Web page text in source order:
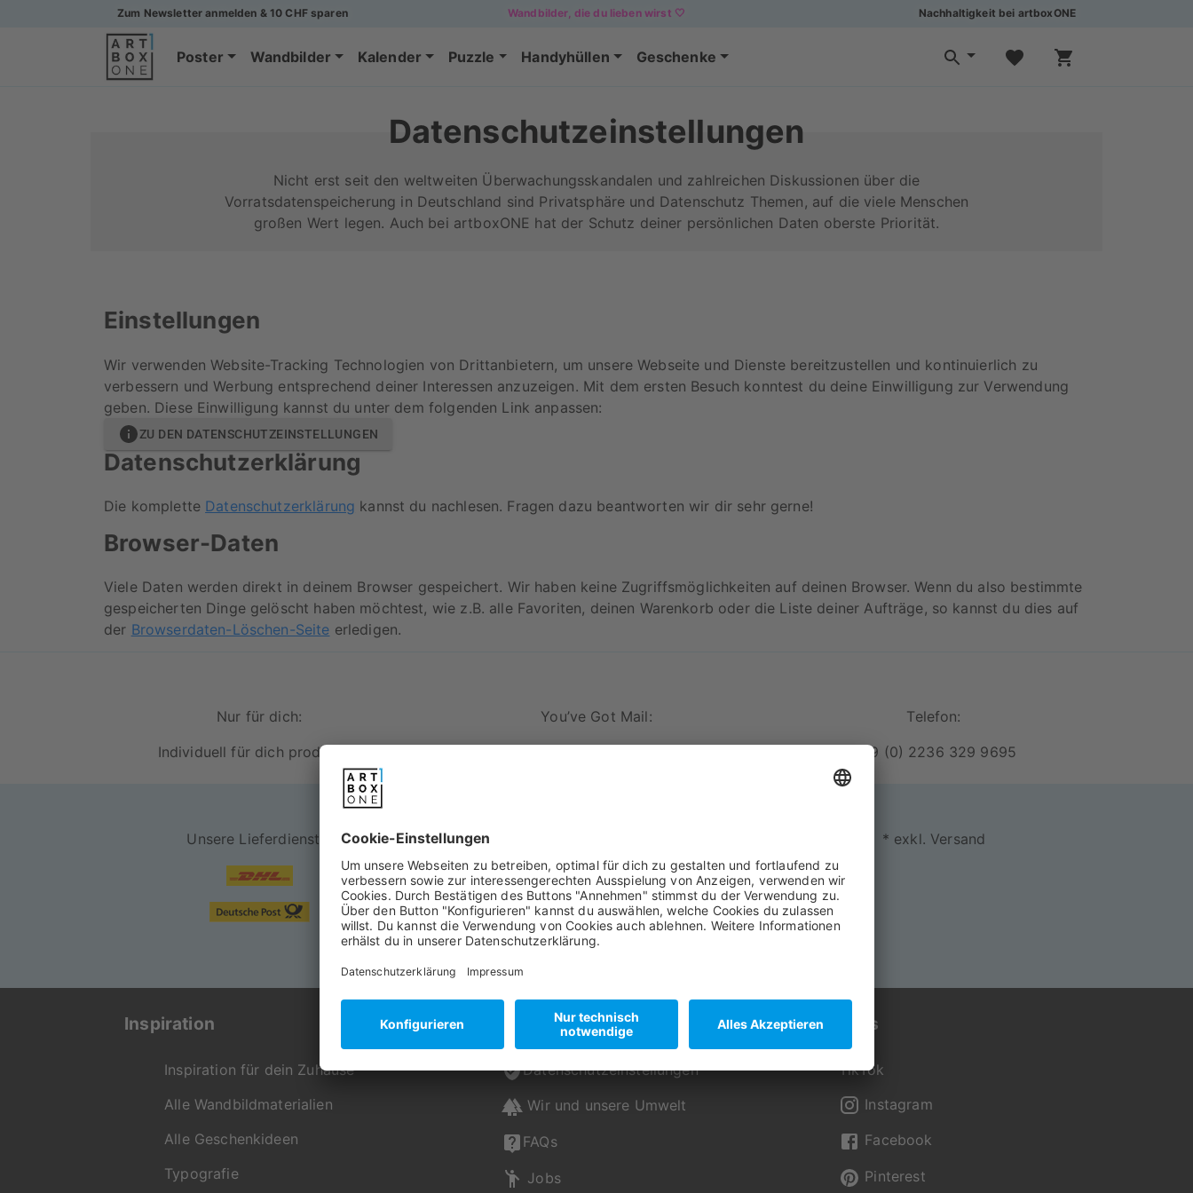
Zum Newsletter anmelden & 10 CHF sparen Wandbilder, die du lieben wirst 🤍 Nachhaltigkeit bei artboxONE
Poster Wandbilder Kalender Puzzle Handyhüllen Geschenke
Datenschutzeinstellungen
Nicht erst seit den weltweiten Überwachungsskandalen und zahlreichen Diskussionen über die
Vorratsdatenspeicherung in Deutschland sind Privatsphäre und Datenschutz Themen, auf die viele Menschen
großen Wert legen. Auch bei artboxONE hat der Schutz deiner persönlichen Daten oberste Priorität.
Einstellungen
Wir verwenden Website-Tracking Technologien von Drittanbietern, um unsere Webseite und Dienste bereitzustellen und kontinuierlich zu
verbessern und Werbung entsprechend deiner Interessen anzuzeigen. Mit dem ersten Besuch konntest du deine Einwilligung zur Verwendung
geben. Diese Einwilligung kannst du unter dem folgenden Link anpassen:
ZU DEN DATENSCHUTZEINSTELLUNGEN
Datenschutzerklärung
Die komplette Datenschutzerklärung kannst du nachlesen. Fragen dazu beantworten wir dir sehr gerne!
Browser-Daten
Viele Daten werden direkt in deinem Browser gespeichert. Wir haben keine Zugriffsmöglichkeiten auf deinen Browser. Wenn du also bestimmte
gespeicherten Dinge gelöscht haben möchtest, wie z.B. alle Favoriten, deinen Warenkorb oder die Liste deiner Aufträge, so kannst du dies auf
der Browserdaten-Löschen-Seite erledigen.
Nur für dich:
Individuell für dich produziert
You’ve Got Mail:
Telefon:
+49 (0) 2236 329 9695
Unsere Lieferdienste. * exkl. Versand
Inspiration
Inspiration für dein Zuhause
Alle Wandbildmaterialien
Alle Geschenkideen
Typografie
artboxONE
Datenschutzeinstellungen
Wir und unsere Umwelt
FAQs
Jobs
Folge uns
TikTok
Instagram
Facebook
Pinterest